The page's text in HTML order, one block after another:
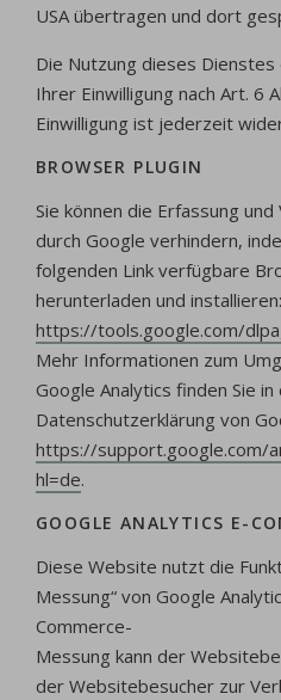
USA übertragen und dort
Die Nutzung dieses
Ihrer Einwilligung nach Art. 6
Einwilligung ist jederzeit
BROWSER PLUGIN
Sie können die Erfassung
durch Google verhindern,
folgenden Link verfügbare
herunterladen und installieren:
https://tools.google.com/
Mehr Informationen zum
Google Analytics finden Sie in
Datenschutzerklärung von
https://support.google.com/
hl=de.
GOOGLE ANALYTICS E-
Diese Website nutzt die
Messung“ von Google
Commerce-
Messung kann der
der Websitebesucher zur